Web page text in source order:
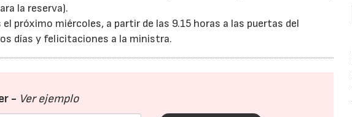
la reserva).
próximo miércoles, a partir de las 9.15 horas a las puertas del
días y felicitaciones a la ministra.
- Ver ejemplo